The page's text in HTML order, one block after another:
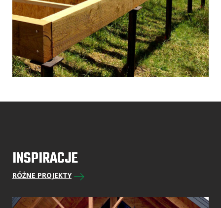
INSPIRACJE
RÓŻNE PROJEKTY